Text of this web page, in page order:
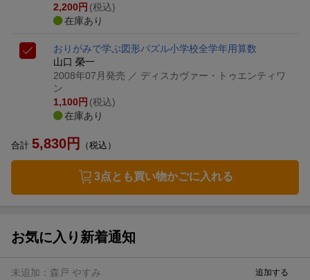
2,200円 (税込)
在庫あり
おりがみで学ぶ図形パズル小学校全学年用算数
山口 榮一
2008年07月発売 ／ ディスカヴァー・トゥエンティワ
ン
1,100円 (税込)
在庫あり
合計 5,830円 （税込）
3点とも買い物かごに入れる
お気に入り新着通知
未追加： 森戸 やすみ 追加する